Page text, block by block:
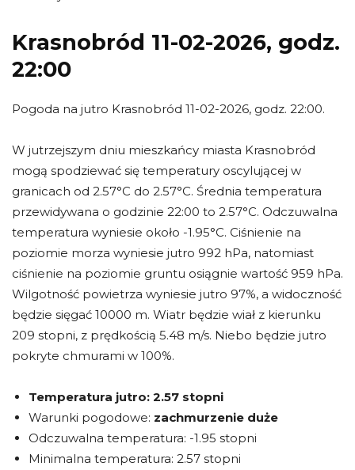
Krasnobród 11-02-2026, godz.
22:00
Pogoda na jutro Krasnobród 11-02-2026, godz. 22:00.
W jutrzejszym dniu mieszkańcy miasta Krasnobród
mogą spodziewać się temperatury oscylującej w
granicach od 2.57°C do 2.57°C. Średnia temperatura
przewidywana o godzinie 22:00 to 2.57°C. Odczuwalna
temperatura wyniesie około -1.95°C. Ciśnienie na
poziomie morza wyniesie jutro 992 hPa, natomiast
ciśnienie na poziomie gruntu osiągnie wartość 959 hPa.
Wilgotność powietrza wyniesie jutro 97%, a widoczność
będzie sięgać 10000 m. Wiatr będzie wiał z kierunku
209 stopni, z prędkością 5.48 m/s. Niebo będzie jutro
pokryte chmurami w 100%.
Temperatura jutro: 2.57 stopni
Warunki pogodowe: zachmurzenie duże
Odczuwalna temperatura: -1.95 stopni
Minimalna temperatura: 2.57 stopni